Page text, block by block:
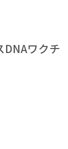
ワクチ